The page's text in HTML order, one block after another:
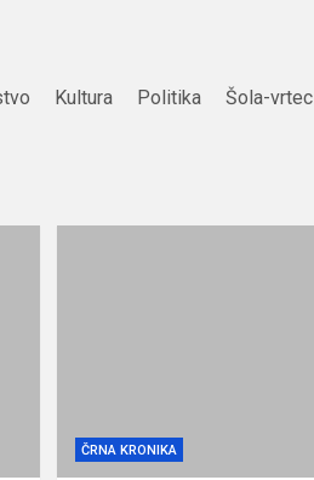
Kultura Politika Šola-vrtec
ČRNA KRONIKA